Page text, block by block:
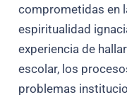
comprometidas en
espiritualidad
experiencia de
escolar, los
problemas